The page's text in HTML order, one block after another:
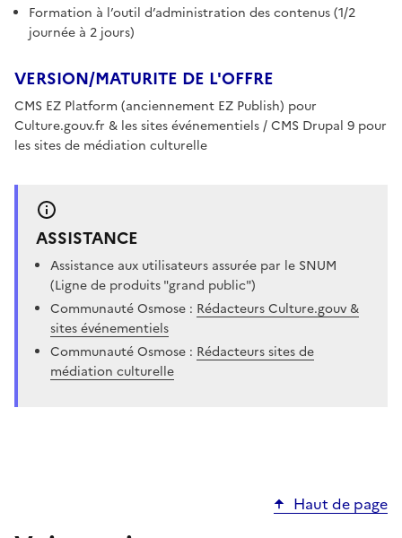
Formation à l’outil d’administration des contenus (1/2
journée à 2 jours)
VERSION/MATURITE DE L'OFFRE
CMS EZ Platform (anciennement EZ Publish) pour
Culture.gouv.fr & les sites événementiels / CMS Drupal 9 pour
les sites de médiation culturelle
ASSISTANCE
Assistance aux utilisateurs assurée par le SNUM
(Ligne de produits "grand public")
Communauté Osmose : Rédacteurs Culture.gouv &
sites événementiels
Communauté Osmose : Rédacteurs sites de
médiation culturelle
Haut de page